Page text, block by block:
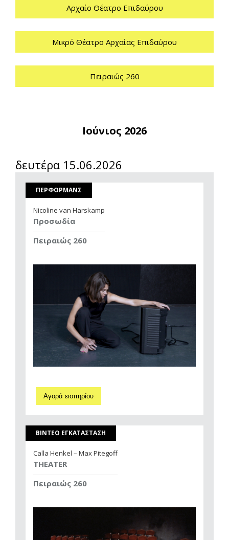
Αρχαίο Θέατρο Επιδαύρου
Μικρό Θέατρο Αρχαίας Επιδαύρου
Πειραιώς 260
Ιούνιος 2026
δευτέρα 15.06.2026
ΠΕΡΦΟΡΜΑΝΣ
Nicoline van Harskamp
Προσωδία
Πειραιώς 260
Αγορά εισιτηρίου
ΒΙΝΤΕΟ ΕΓΚΑΤΑΣΤΑΣΗ
Calla Henkel – Max Pitegoff
THEATER
Πειραιώς 260